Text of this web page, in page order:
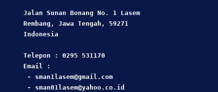
Jalan Sunan Bonang No. 1 Lasem
Rembang, Jawa Tengah, 59271
Indonesia
Telepon : 0295 531170
Email :
- sman1lasem@gmail.com
- sman01lasem@yahoo.co.id